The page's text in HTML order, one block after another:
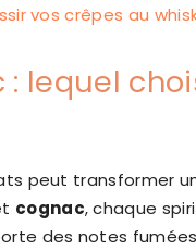
vos crêpes au
: lequel
peut transformer
cognac, chaque
des notes